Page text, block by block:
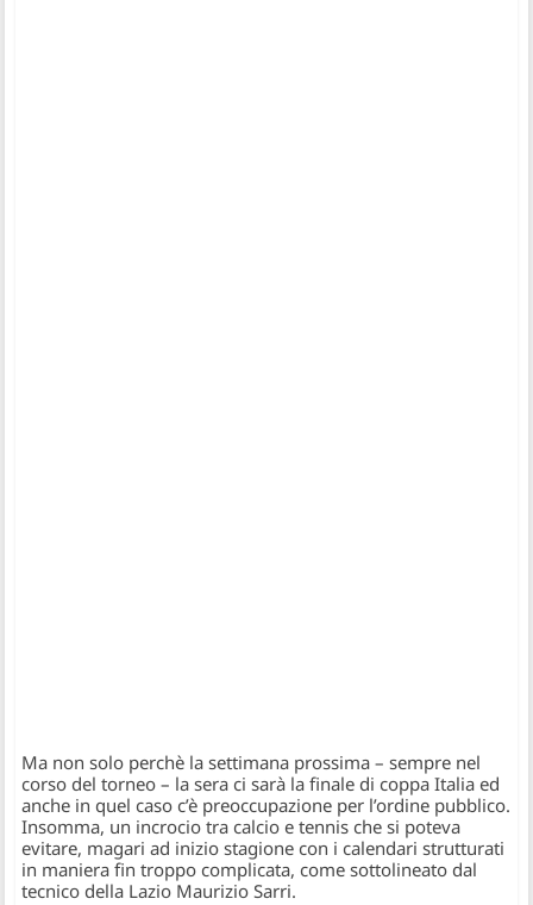
Ma non solo perchè la settimana prossima – sempre nel
corso del torneo – la sera ci sarà la finale di coppa Italia ed
anche in quel caso c’è preoccupazione per l’ordine pubblico.
Insomma, un incrocio tra calcio e tennis che si poteva
evitare, magari ad inizio stagione con i calendari strutturati
in maniera fin troppo complicata, come sottolineato dal
tecnico della Lazio Maurizio Sarri.